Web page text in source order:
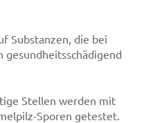
Substanzen, die bei
Stellen werden mit
Sporen getestet.